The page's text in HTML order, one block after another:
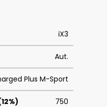
iX3
Aut.
Plus M-Sport
750